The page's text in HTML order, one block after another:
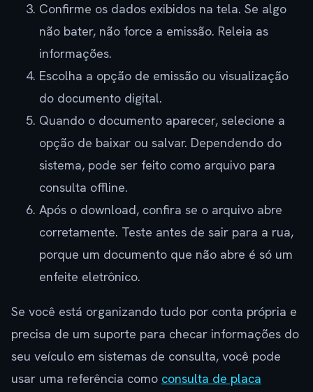
Confirme os dados exibidos na tela. Se algo
não bater, não force a emissão. Releia as
informações.
Escolha a opção de emissão ou visualização
do documento digital.
Quando o documento aparecer, selecione a
opção de baixar ou salvar. Dependendo do
sistema, pode ser feito como arquivo para
consulta offline.
Após o download, confira se o arquivo abre
corretamente. Teste antes de sair para a rua,
porque um documento que não abre é só um
enfeite eletrônico.
Se você está organizando tudo por conta própria e
precisa de um suporte para checar informações do
seu veículo em sistemas de consulta, você pode
usar uma referência como consulta de placa